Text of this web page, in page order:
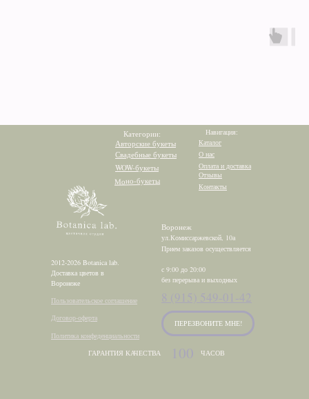
2012-2026 Botanica lab.
Доставка цветов в
Воронеже
Договор-оферта
Пользовательское соглашение
Политика конфеденциальности
ПЕРЕЗВОНИТЕ МНЕ!
Контакты
Отзывы
Оплата и доставка
О нас
Каталог
Навигация:
Категории:
Моно-букеты
WOW-букеты
Свадебные букеты
Авторские букеты
ГАРАНТИЯ КАЧЕСТВА ЧАСОВ
Прием заказов осуществляется
с 9:00 до 20:00
без перерыва и выходных
ул.Комиссаржевской, 10а
Воронеж